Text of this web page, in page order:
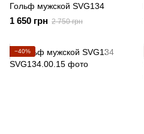
Гольф мужской SVG134
1 650 грн 2 750 грн
−40%